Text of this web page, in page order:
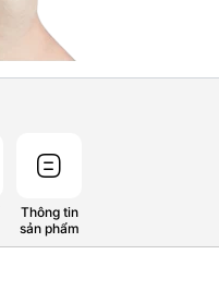
Thông tin
sản phẩm